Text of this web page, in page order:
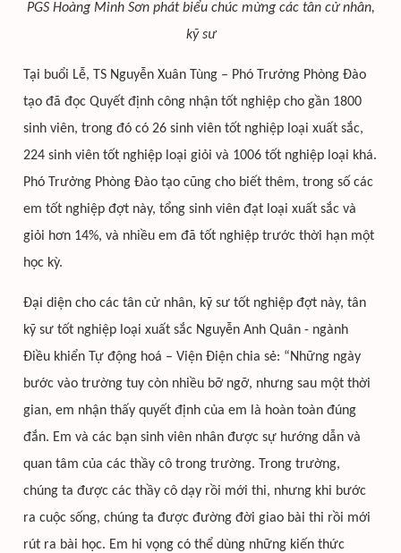
PGS Hoàng Minh Sơn phát biểu chúc mừng các tân cử nhân,
kỹ sư
Tại buổi Lễ, TS Nguyễn Xuân Tùng – Phó Trưởng Phòng Đào
tạo đã đọc Quyết định công nhận tốt nghiệp cho gần 1800
sinh viên, trong đó có 26 sinh viên tốt nghiệp loại xuất sắc,
224 sinh viên tốt nghiệp loại giỏi và 1006 tốt nghiệp loại khá.
Phó Trưởng Phòng Đào tạo cũng cho biết thêm, trong số các
em tốt nghiệp đợt này, tổng sinh viên đạt loại xuất sắc và
giỏi hơn 14%, và nhiều em đã tốt nghiệp trước thời hạn một
học kỳ.
Đại diện cho các tân cử nhân, kỹ sư tốt nghiệp đợt này, tân
kỹ sư tốt nghiệp loại xuất sắc Nguyễn Anh Quân - ngành
Điều khiển Tự động hoá – Viện Điện chia sẻ: “Những ngày
bước vào trường tuy còn nhiều bỡ ngỡ, nhưng sau một thời
gian, em nhận thấy quyết định của em là hoàn toàn đúng
đắn. Em và các bạn sinh viên nhân được sự hướng dẫn và
quan tâm của các thầy cô trong trường. Trong trường,
chúng ta được các thầy cô dạy rồi mới thi, nhưng khi bước
ra cuộc sống, chúng ta được đường đời giao bài thi rồi mới
rút ra bài học. Em hi vọng có thể dùng những kiến thức